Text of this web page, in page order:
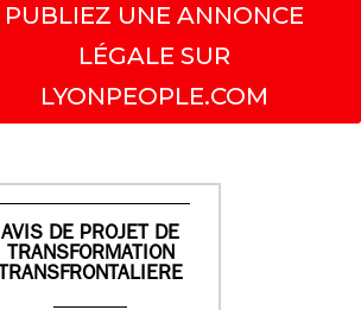
PUBLIEZ UNE ANNONCE
LÉGALE SUR
LYONPEOPLE.COM
AVIS DE PROJET DE
TRANSFORMATION
TRANSFRONTALIERE